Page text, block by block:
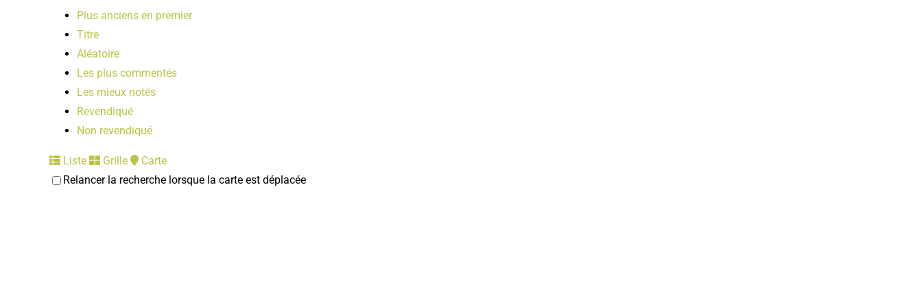
Plus anciens en premier
Titre
Aléatoire
Les plus commentés
Les mieux notés
Revendiqué
Non revendiqué
Liste Grille
Carte
Relancer la recherche lorsque la carte est déplacée